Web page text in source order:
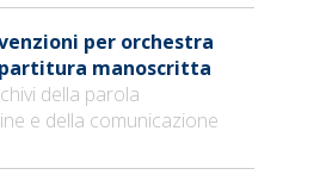
per orchestra
manoscritta
della parola
e della comunicazione